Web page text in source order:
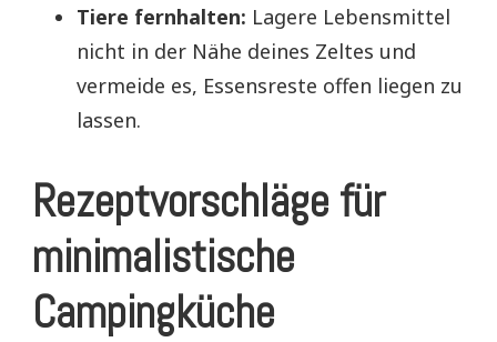
Tiere fernhalten: Lagere Lebensmittel
nicht in der Nähe deines Zeltes und
vermeide es, Essensreste offen liegen zu
lassen.
Rezeptvorschläge für
minimalistische
Campingküche